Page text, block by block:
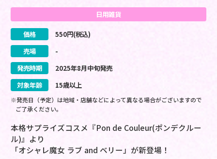
日用雑貨
価格 550円(税込)
売場
-
発売時期
2025年8月中旬発売
対象年齢
15歳以上
※発売日（予定）は地域・店舗などによって異なる場合がございますので
ご了承ください。
本格サプライズコスメ『Pon de Couleur(ポンデクルー
ル)』より
「オシャレ魔女 ラブ and ベリー」が新登場！